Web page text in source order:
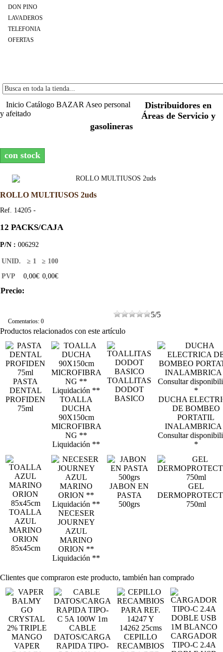
DON PINO
LAVADEROS
TELEFONIA
OFERTAS
Inicio Catálogo BAZAR Aseo personal
y afeitado
Distribuidores en
Áreas de Servicio y
gasolineras
con stock
ROLLO MULTIUSOS 2uds
Ref. 14205 -
12 PACKS/CAJA
P/N : 006292
UNID. ≥ 1
≥ 100
PVP
0,00€ 0,00€
Precio:
5/5
Comentarios: 0
Productos relacionados con este artículo
PASTA
DENTAL
PROFIDEN
75ml
TOALLA
DUCHA
90X150cm
MICROFIBRA
NG **
Liquidación **
TOALLITAS
DODOT
BASICO
DUCHA
DE BOMBEO
PORTATIL
INALAMBRICA
Consultar
*
TOALLA
AZUL
MARINO
ORION
85x45cm
NECESER
JOURNEY
AZUL
MARINO
ORION **
Liquidación **
JABON EN
PASTA
500grs
GEL
750ml
Clientes que compraron este producto, también han comprado
VAPER
CABLE
DATOS/CARGA
RAPIDA TIPO-
CEPILLO
RECAMBIOS
CARGADOR
TIPO-C 2.4A